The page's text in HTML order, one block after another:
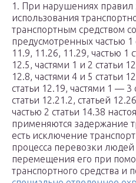
1. При нарушениях правил
использования
транспортным средством
предусмотренных частью 1
11.9, 11.26, 11.29, частью 1
12.5, частями 1 и 2 статьи
12.8, частями 4 и 5 статьи
статьи 12.19, частями 1 — 3
статьи 12.21.2, статьей
частью 2 статьи 14.38
применяются задержание
есть исключение
процесса перевозки людей
перемещения его при
транспортного средства